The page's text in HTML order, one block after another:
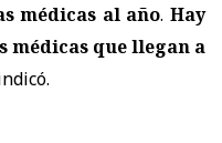
médicas al año. Hay
médicas que llegan a